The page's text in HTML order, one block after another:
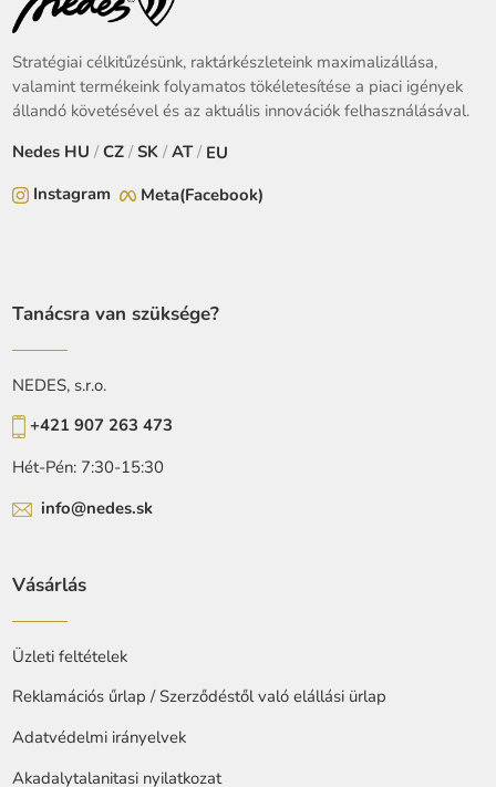
Stratégiai célkitűzésünk, raktárkészleteink maximalizállása,
valamint termékeink folyamatos tökéletesítése a piaci igények
állandó követésével és az aktuális innovációk felhasználásával.
Nedes HU /CZ /SK / AT/ EU
Instagram
Meta(Facebook)
Tanácsra van szüksége?
NEDES, s.r.o.
+421 907 263 473
Hét-Pén: 7:30-15:30
info@nedes.sk
Vásárlás
Üzleti feltételek
Reklamációs űrlap / Szerződéstől való elállási ürlap
Adatvédelmi irányelvek
Akadalytalanitasi nyilatkozat